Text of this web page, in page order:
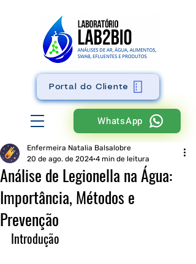
WhatsApp
Portal do Cliente
Análise de Legionella na Água:
Importância, Métodos e
Prevenção
Enfermeira Natalia Balsalobre
20 de ago. de 2024 4 min de leitura
Introdução